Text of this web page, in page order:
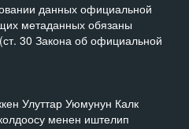
данных официальной
метаданных обязаны
30 Закона об официальной
Улуттар Уюмунун Калк
менен иштелип